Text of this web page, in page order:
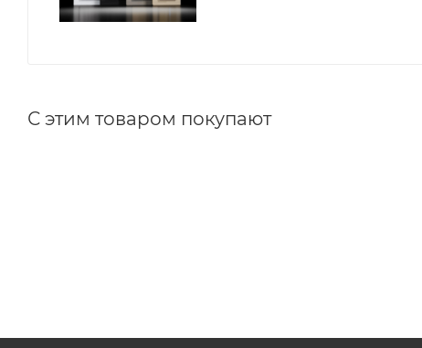
С этим товаром покупают